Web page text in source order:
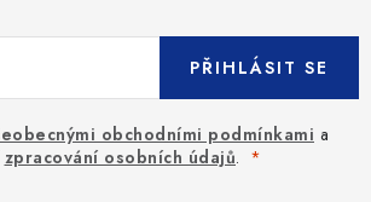
obchodními podmínkami a
zpracování osobních údajů.
PŘIHLÁSIT SE